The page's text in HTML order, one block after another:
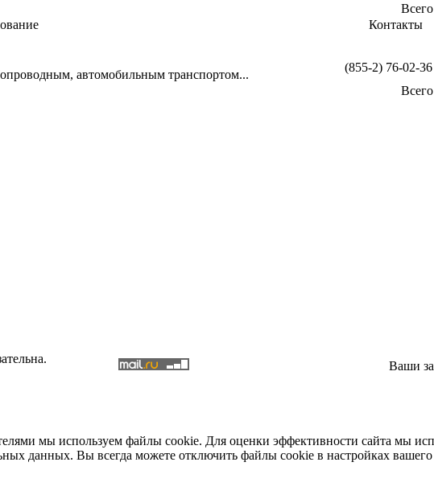
Контакты
автомобильным транспортом...
(855-2) 76-02-36
Ваши
мы используем файлы cookie. Для оценки эффективности сайта мы
данных. Вы всегда можете отключить файлы cookie в настройках